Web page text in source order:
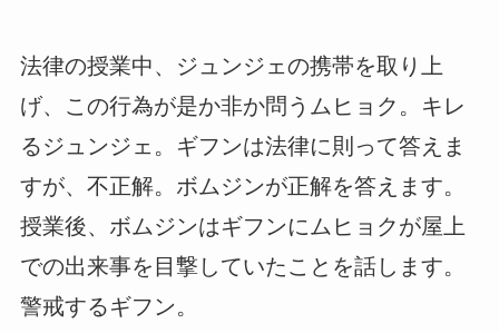
法律の授業中、ジュンジェの携帯を取り上
げ、この行為が是か非か問うムヒョク。キレ
るジュンジェ。ギフンは法律に則って答えま
すが、不正解。ボムジンが正解を答えます。
授業後、ボムジンはギフンにムヒョクが屋上
での出来事を目撃していたことを話します。
警戒するギフン。